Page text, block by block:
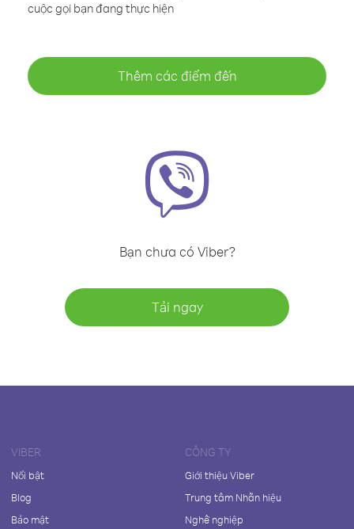
cuộc gọi bạn đang thực hiện
Thêm các điểm đến
Bạn chưa có Viber?
Tải ngay
VIBER
Nổi bật
Blog
Bảo mật
CÔNG TY
Giới thiệu Viber
Trung tâm Nhãn hiệu
Nghề nghiệp